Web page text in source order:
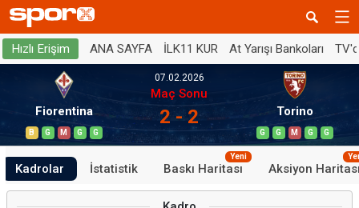
Hızlı Erişim ANA SAYFA İLK11 KUR At Yarışı Bankoları
Fiorentina
B G M G G
07.02.2026
Maç Sonu
2 - 2 Torino
G G M G G
Kadrolar İstatistik Baskı Haritası
Yeni
Aksiyon